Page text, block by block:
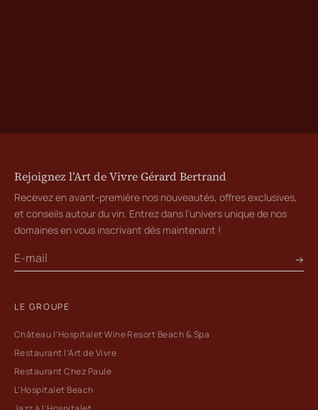
Rejoignez l’Art de Vivre Gérard Bertrand
Recevez en avant-première nos nouveautés, offres exclusives,
et conseils autour du vin. Entrez dans l’univers unique de nos
domaines en vous inscrivant dès maintenant !
LE GROUPE
Château l’Hospitalet Wine Resort Beach & Spa
Restaurant l’Art de Vivre
Restaurant Chez Paule
L'Hospitalet Beach